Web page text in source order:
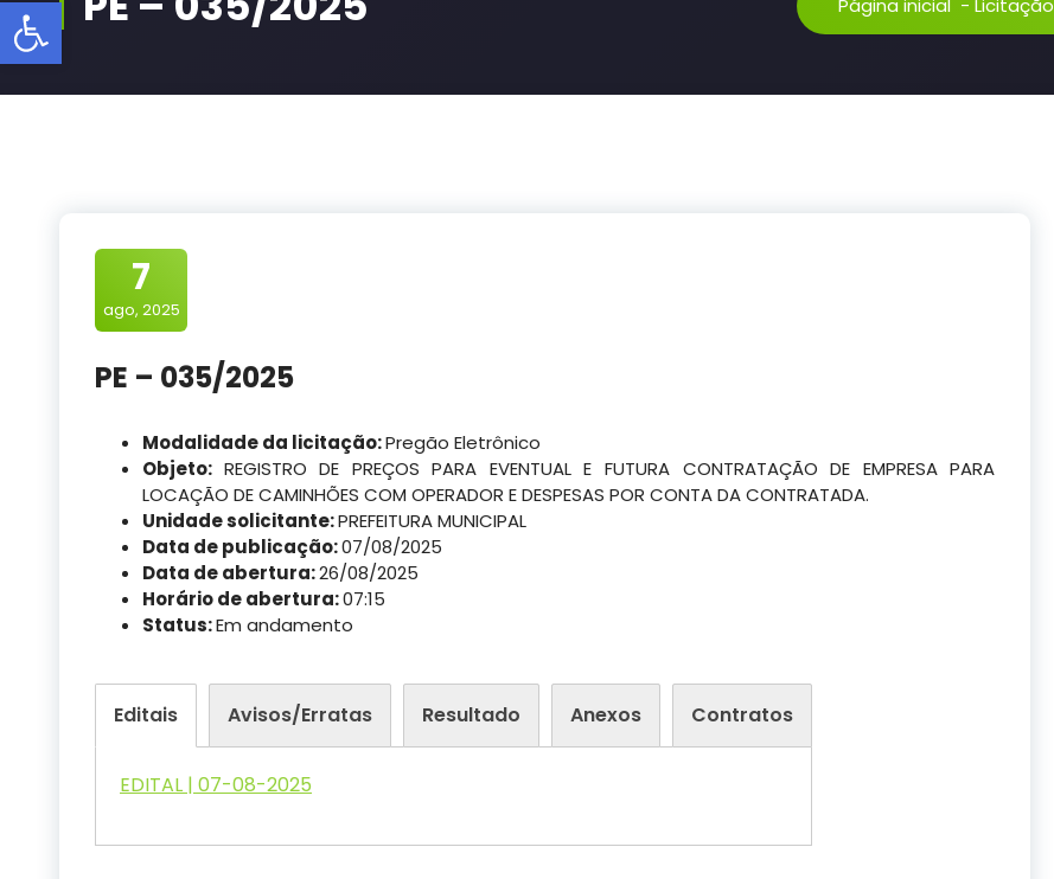
Barra de Ferramentas Aberta Página inicial - Licitação
7
ago, 2025
PE – 035/2025
Modalidade da licitação:Pregão Eletrônico
Objeto: REGISTRO DE PREÇOS PARA EVENTUAL E FUTURA CONTRATAÇÃO DE EMPRESA PARA
LOCAÇÃO DE CAMINHÕES COM OPERADOR E DESPESAS POR CONTA DA CONTRATADA.
Unidade solicitante:PREFEITURA MUNICIPAL
Data de publicação:07/08/2025
Data de abertura:26/08/2025
Horário de abertura:07:15
Status:Em andamento
Editais Avisos/Erratas Resultado Anexos Contratos
EDITAL | 07-08-2025